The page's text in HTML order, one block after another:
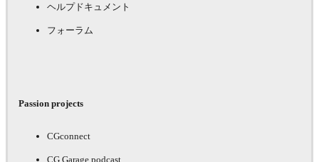
ヘルプドキュメント
フォーラム
Passion projects
CGconnect
CG Garage podcast